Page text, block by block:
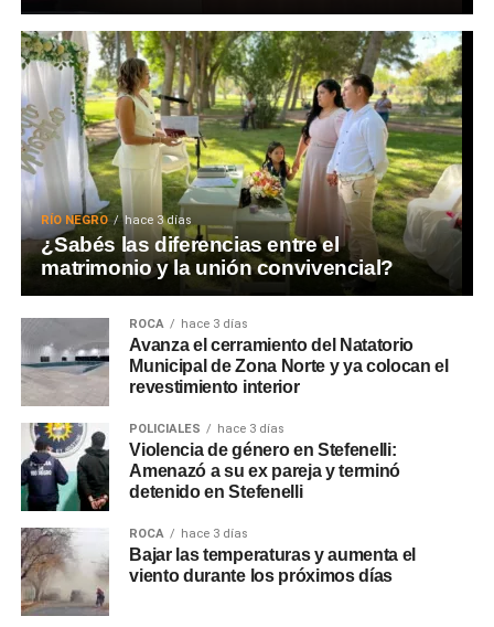
RÍO NEGRO hace 3 días
¿Sabés las diferencias entre el
matrimonio y la unión convivencial?
ROCA hace 3 días
Avanza el cerramiento del Natatorio
Municipal de Zona Norte y ya colocan el
revestimiento interior
POLICIALES hace 3 días
Violencia de género en Stefenelli:
Amenazó a su ex pareja y terminó
detenido en Stefenelli
ROCA hace 3 días
Bajar las temperaturas y aumenta el
viento durante los próximos días